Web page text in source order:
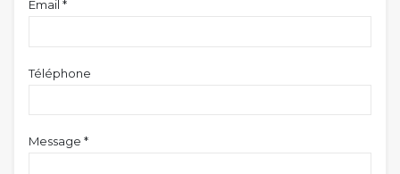
Email *
Téléphone
Message *